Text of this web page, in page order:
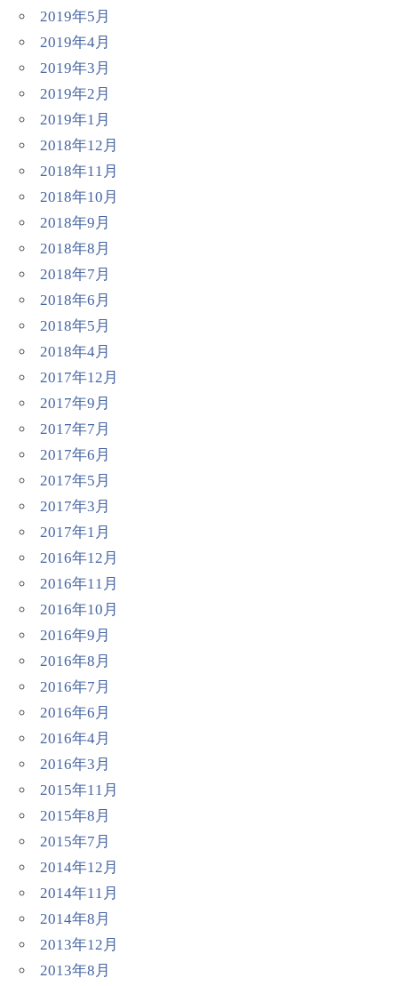
2019年5月
2019年4月
2019年3月
2019年2月
2019年1月
2018年12月
2018年11月
2018年10月
2018年9月
2018年8月
2018年7月
2018年6月
2018年5月
2018年4月
2017年12月
2017年9月
2017年7月
2017年6月
2017年5月
2017年3月
2017年1月
2016年12月
2016年11月
2016年10月
2016年9月
2016年8月
2016年7月
2016年6月
2016年4月
2016年3月
2015年11月
2015年8月
2015年7月
2014年12月
2014年11月
2014年8月
2013年12月
2013年8月